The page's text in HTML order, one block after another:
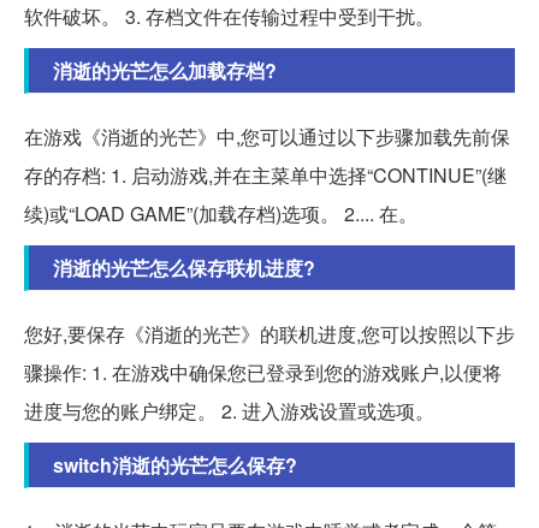
软件破坏。 3. 存档文件在传输过程中受到干扰。
消逝的光芒怎么加载存档?
在游戏《消逝的光芒》中,您可以通过以下步骤加载先前保
存的存档: 1. 启动游戏,并在主菜单中选择“CONTINUE”(继
续)或“LOAD GAME”(加载存档)选项。 2.... 在。
消逝的光芒怎么保存联机进度?
您好,要保存《消逝的光芒》的联机进度,您可以按照以下步
骤操作: 1. 在游戏中确保您已登录到您的游戏账户,以便将
进度与您的账户绑定。 2. 进入游戏设置或选项。
switch消逝的光芒怎么保存?